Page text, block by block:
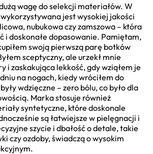
wagę do selekcji materiałów. W
jest wysokiej jakości
nubukowa czy zamszowa – która
i doskonałe dopasowanie. Pamiętam,
swoją pierwszą parę botków
sceptyczny, ale urzekł mnie
i zaskakująca lekkość, gdy wziąłem je
na nogach, kiedy wróciłem do
wdzięczne – zero bólu, co było dla
Marka stosuje również
syntetyczne, które doskonale
są łatwiejsze w pielęgnacji i
szycie i dbałość o detale, takie
czy ozdoby, świadczą o wysokim